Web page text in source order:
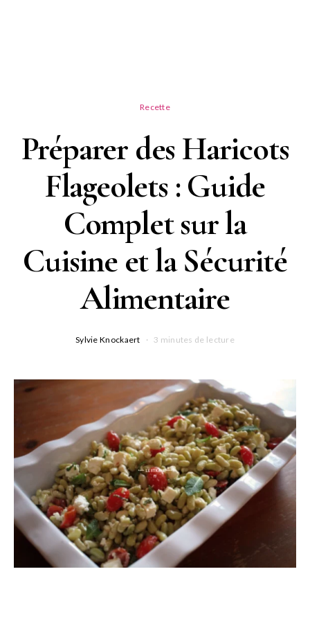
Recette
Préparer des Haricots
Flageolets : Guide
Complet sur la
Cuisine et la Sécurité
Alimentaire
Sylvie Knockaert 3 minutes de lecture